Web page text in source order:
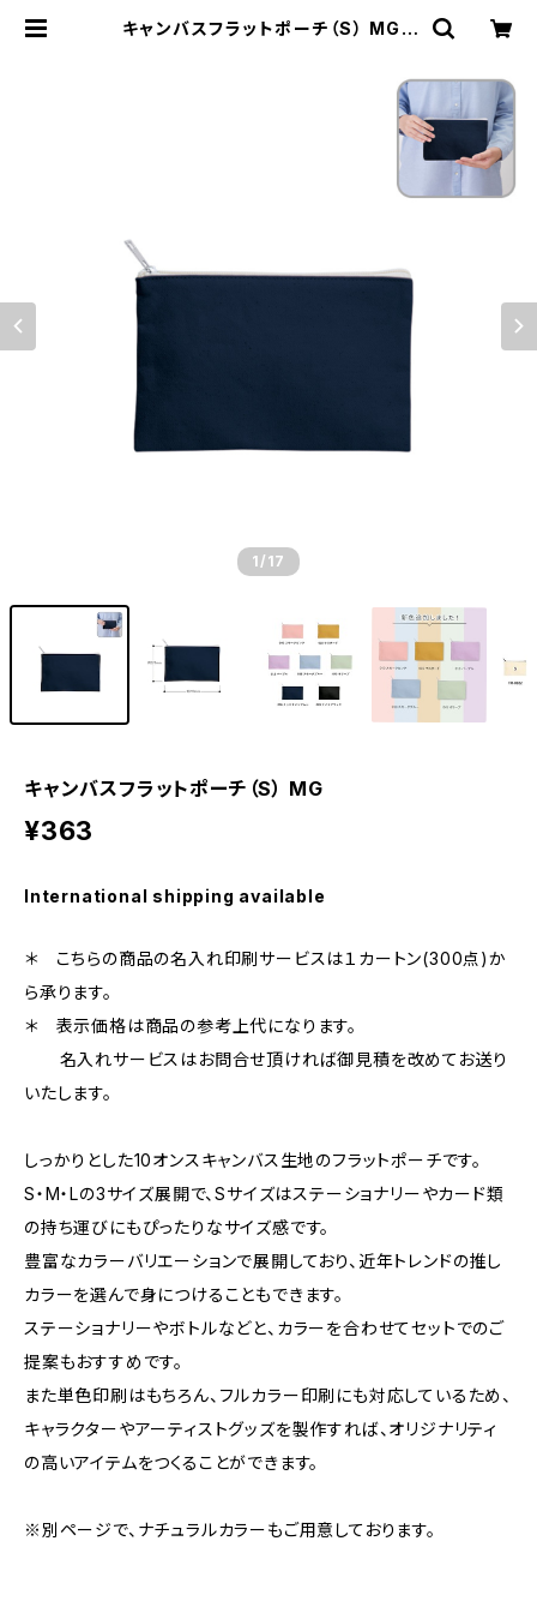
キャンバスフラットポーチ（S） MG |
1 /17
キャンバスフラットポーチ（S） MG
¥363
International shipping available
＊ こちらの商品の名入れ印刷サービスは１カートン(300点)か
ら承ります。
＊ 表示価格は商品の参考上代になります。
名入れサービスはお問合せ頂ければ御見積を改めてお送り
いたします。
しっかりとした10オンスキャンバス生地のフラットポーチです。
S・M・Lの3サイズ展開で、Sサイズはステーショナリーやカード類
の持ち運びにもぴったりなサイズ感です。
豊富なカラーバリエーションで展開しており、近年トレンドの推し
カラーを選んで身につけることもできます。
ステーショナリーやボトルなどと、カラーを合わせてセットでのご
提案もおすすめです。
また単色印刷はもちろん、フルカラー印刷にも対応しているため、
キャラクターやアーティストグッズを製作すれば、オリジナリティ
の高いアイテムをつくることができます。
※別ページで、ナチュラルカラーもご用意しております。